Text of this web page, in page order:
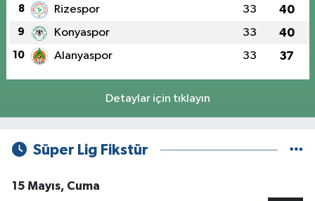
8 Rizespor 33 40
9 Konyaspor 33 40
10 Alanyaspor 33 37
Detaylar için tıklayın
Süper Lig Fikstür
15 Mayıs, Cuma